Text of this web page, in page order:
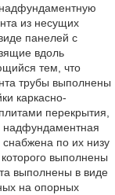
из несущих
панелей с
вдоль
тем, что
трубы выполнены
каркасно-
перекрытия,
надфундаментная
по их низу
выполнены
выполнены в виде
на опорных